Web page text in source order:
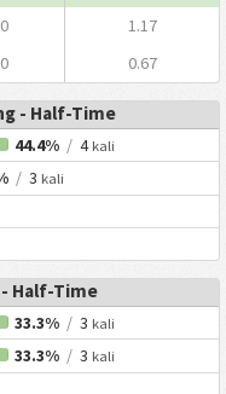
1.17
0.67
- Half-Time
44.4% / 4 kali
/3 kali
Half-Time
33.3% / 3 kali
33.3% / 3 kali